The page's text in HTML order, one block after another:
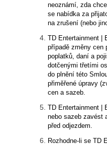
neoznámí, zda
se nabídka za
na zrušení (nebo
TD Entertainment |
případě změny cen
poplatků, daní a
dotčenými třetími
do plnění této
přiměřené úpravy
cen a sazeb.
TD Entertainment |
nebo sazeb zavést
před odjezdem.
Rozhodne-li se TD